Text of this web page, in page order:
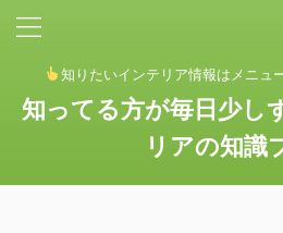
知りたいインテリア情報はメニ
知ってる方が毎日少し
リアの知識